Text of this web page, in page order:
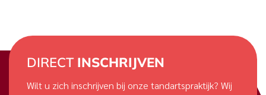
DIRECT INSCHRIJVEN
Wilt u zich inschrijven bij onze tandartspraktijk? Wij